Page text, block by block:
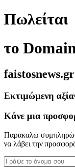
Πωλείται
το
faistosnews.gr
Εκτιμώμενη αξία
Κάνε μια
Παρακαλώ
να λάβει την